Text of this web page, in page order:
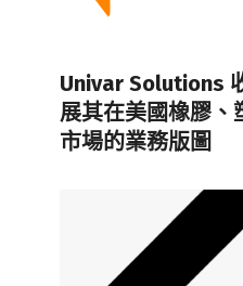
Univar Solutions
展其在美國橡膠、
市場的業務版圖